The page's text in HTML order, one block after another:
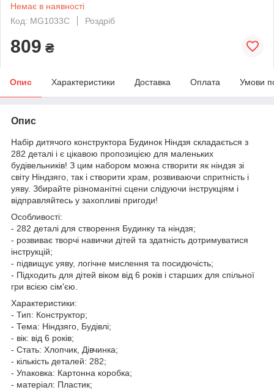
Немає в наявності
Код: MG1033C
Роздріб
809 ₴
Опис Характеристики Доставка Оплата Умови
Опис
Набір дитячого конструктора Будинок Ніндзя складається з
282 деталі і є цікавою пропозицією для маленьких
будівельників! З цим набором можна створити як ніндзя зі
світу Ніндзяго, так і створити храм, розвиваючи спритність і
уяву. Збирайте різноманітні сцени слідуючи інструкціям і
відправляйтесь у захопливі пригоди!
Особливості:
- 282 деталі для створення Будинку та ніндзя;
- розвиває творчі навички дітей та здатність дотримуватися
інструкцій;
- підвищує уяву, логічне мислення та посидючість;
- Підходить для дітей віком від 6 років і старших для спільної
гри всією сім'єю.
Характеристики:
- Тип: Конструктор;
- Тема: Ніндзяго, Будівлі;
- вік: від 6 років;
- Стать: Хлопчик, Дівчинка;
- кількість деталей: 282;
- Упаковка: Картонна коробка;
- матеріал: Пластик;